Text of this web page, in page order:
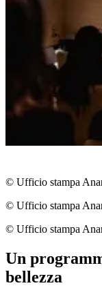
© Ufficio stampa
© Ufficio stampa
© Ufficio stampa
Un
bellezza